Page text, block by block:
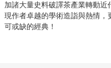
加諸大量史料破譯茶產業轉動
現作者卓越的學術造詣與熱情
可或缺的經典！